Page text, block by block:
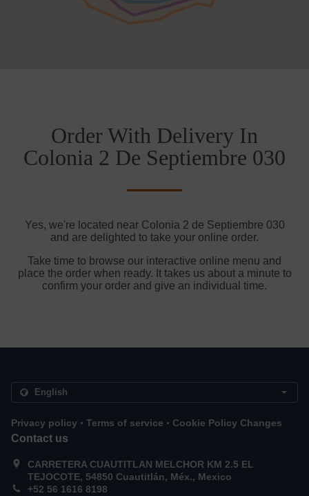
Order With Delivery In
Colonia 2 De Septiembre 030
Yes, we're located near Colonia 2 de Septiembre 030
and are delighted to take your online order.
Take time to browse our interactive online menu and
place the order when ready. It takes us about a minute to
confirm your order and give an individual time.
Privacy policy . Terms of service . Cookie Policy Changes
Contact us
CARRETERA CUAUTITLAN MELCHOR KM 2.5 EL
TEJOCOTE, 54850 Cuautitlán, Méx., Mexico
+52 56 1616 8198